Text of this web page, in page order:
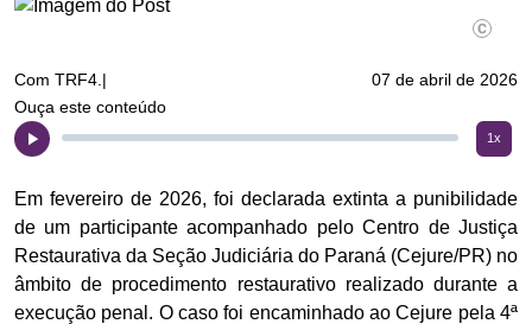
©TRF4.|
Com TRF4.|
07 de abril de 2026
Ouça este conteúdo
1x
Em fevereiro de 2026, foi declarada extinta a punibilidade
de um participante acompanhado pelo Centro de Justiça
Restaurativa da Seção Judiciária do Paraná (Cejure/PR) no
âmbito de procedimento restaurativo realizado durante a
execução penal. O caso foi encaminhado ao Cejure pela 4ª